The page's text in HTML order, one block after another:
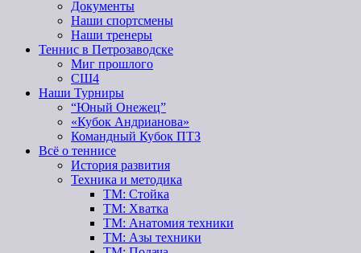
Документы
Наши спортсмены
Наши тренеры
Теннис в Петрозаводске
Миг прошлого
СШ4
Наши Турниры
“Юный Онежец”
«Кубок Андрианова»
Командный Кубок ПТЗ
Всё о теннисе
История развития
Техника и методика
ТМ: Стойка
ТМ: Хватка
ТМ: Анатомия техники
ТМ: Азы техники